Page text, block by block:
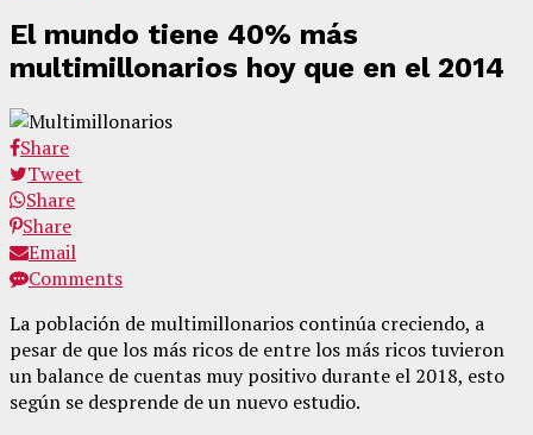
El mundo tiene 40% más
multimillonarios hoy que en el 2014
Share
Tweet
Share
Share
Email
Comments
La población de multimillonarios continúa creciendo, a
pesar de que los más ricos de entre los más ricos tuvieron
un balance de cuentas muy positivo durante el 2018, esto
según se desprende de un nuevo estudio.